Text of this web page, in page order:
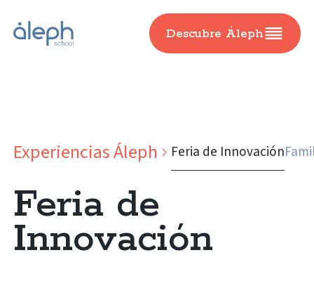
Descubre Áleph
Experiencias Áleph Feria de Innovación
Feria de
Innovación